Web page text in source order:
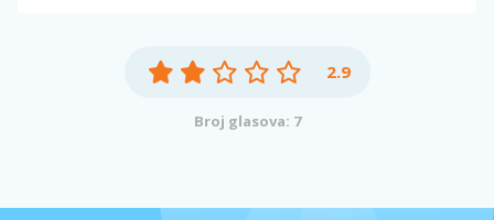
2.9
Broj glasova: 7